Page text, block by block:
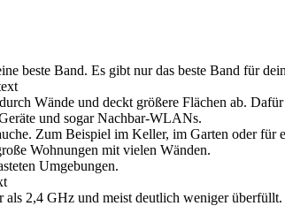
beste Band. Es gibt nur das beste Band für
Wände und deckt größere Flächen ab.
und sogar Nachbar-WLANs.
Zum Beispiel im Keller, im Garten oder für
Wohnungen mit vielen Wänden.
Umgebungen.
2,4 GHz und meist deutlich weniger